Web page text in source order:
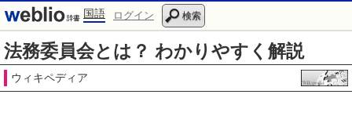
国語 ログイン 検索
法務委員会とは？ わかりやすく解説
ウィキペディア